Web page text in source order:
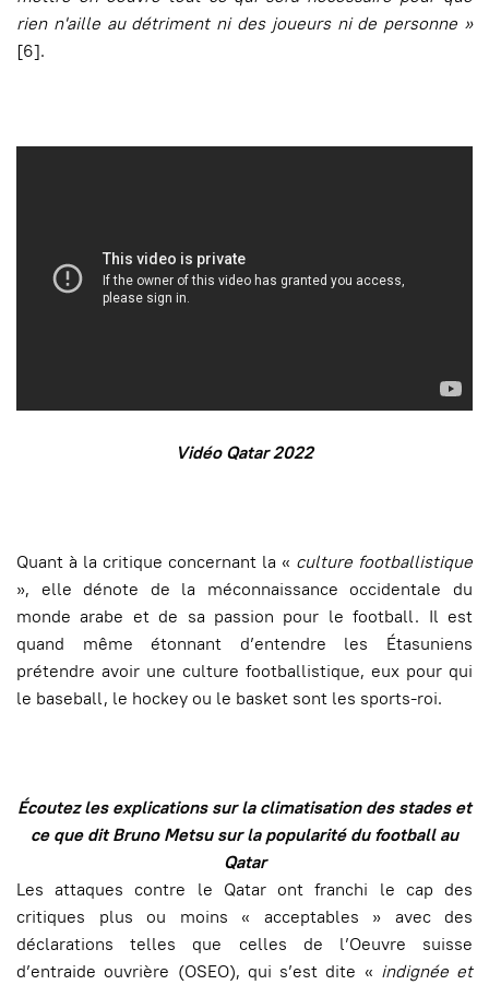
rien n'aille au détriment ni des joueurs ni de personne »
[6].
Vidéo Qatar 2022
Quant à la critique concernant la « culture footballistique
», elle dénote de la méconnaissance occidentale du
monde arabe et de sa passion pour le football. Il est
quand même étonnant d’entendre les Étasuniens
prétendre avoir une culture footballistique, eux pour qui
le baseball, le hockey ou le basket sont les sports-roi.
Écoutez les explications sur la climatisation des stades et
ce que dit Bruno Metsu sur la popularité du football au
Qatar
Les attaques contre le Qatar ont franchi le cap des
critiques plus ou moins « acceptables » avec des
déclarations telles que celles de l’Oeuvre suisse
d’entraide ouvrière (OSEO), qui s’est dite « indignée et